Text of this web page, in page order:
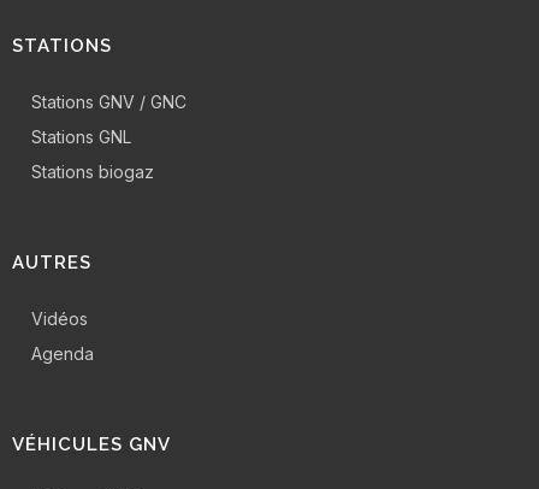
STATIONS
Stations GNV / GNC
Stations GNL
Stations biogaz
AUTRES
Vidéos
Agenda
VÉHICULES GNV